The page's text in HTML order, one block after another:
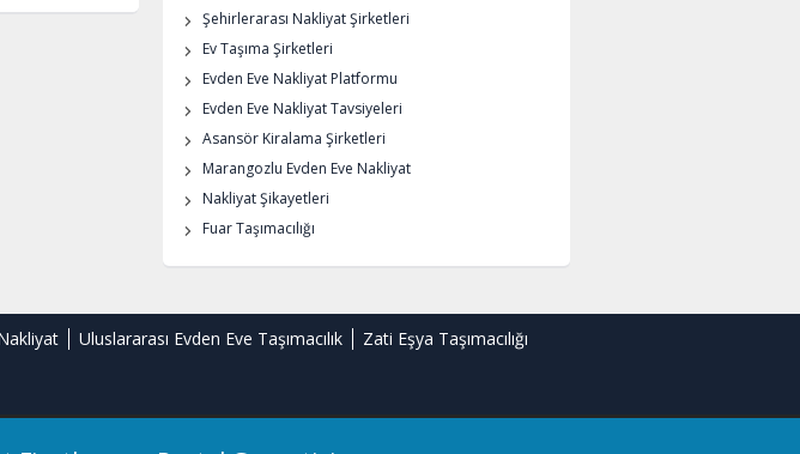
Şehirlerarası Nakliyat Şirketleri
Ev Taşıma Şirketleri
Evden Eve Nakliyat Platformu
Evden Eve Nakliyat Tavsiyeleri
Asansör Kiralama Şirketleri
Marangozlu Evden Eve Nakliyat
Nakliyat Şikayetleri
Fuar Taşımacılığı
Uluslararası Evden Eve Taşımacılık Zati Eşya Taşımacılığı